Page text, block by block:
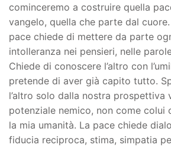
cominceremo a costruire quella
vangelo, quella che parte dal
pace chiede di mettere da parte
intolleranza nei pensieri, nelle
Chiede di conoscere l’altro con
pretende di aver già capito tutto.
l’altro solo dalla nostra prospettiva
potenziale nemico, non come colui
la mia umanità. La pace chiede
fiducia reciproca, stima, simpatia